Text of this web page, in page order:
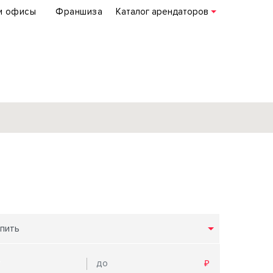
офисы Франшиза Каталог арендаторов